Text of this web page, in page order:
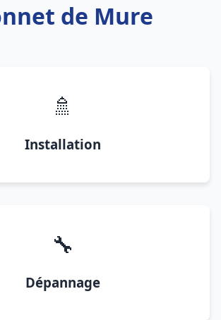
de Mure
🚿
Installation
🔧
Dépannage